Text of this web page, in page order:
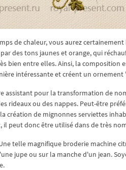
de chaleur, vous aurez
des tons jaunes et orange, qui
bien entre elles. Ainsi, la composition
intéressante et créent un ornement
pour la transformation de
rideaux ou des nappes. Peut-être
création de mignonnes serviettes
peut donc être utilisé dans de très
telle magnifique broderie machine
jupe ou sur la manche d'un jean.